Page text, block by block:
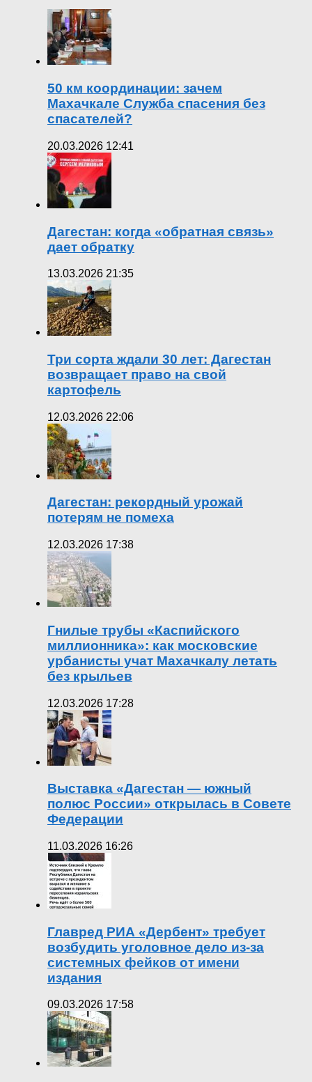
50 км координации: зачем
Махачкале Служба спасения без
спасателей?
20.03.2026 12:41
Дагестан: когда «обратная связь»
дает обратку
13.03.2026 21:35
Три сорта ждали 30 лет: Дагестан
возвращает право на свой
картофель
12.03.2026 22:06
Дагестан: рекордный урожай
потерям не помеха
12.03.2026 17:38
Гнилые трубы «Каспийского
миллионника»: как московские
урбанисты учат Махачкалу летать
без крыльев
12.03.2026 17:28
Выставка «Дагестан — южный
полюс России» открылась в Совете
Федерации
11.03.2026 16:26
Главред РИА «Дербент» требует
возбудить уголовное дело из-за
системных фейков от имени
издания
09.03.2026 17:58